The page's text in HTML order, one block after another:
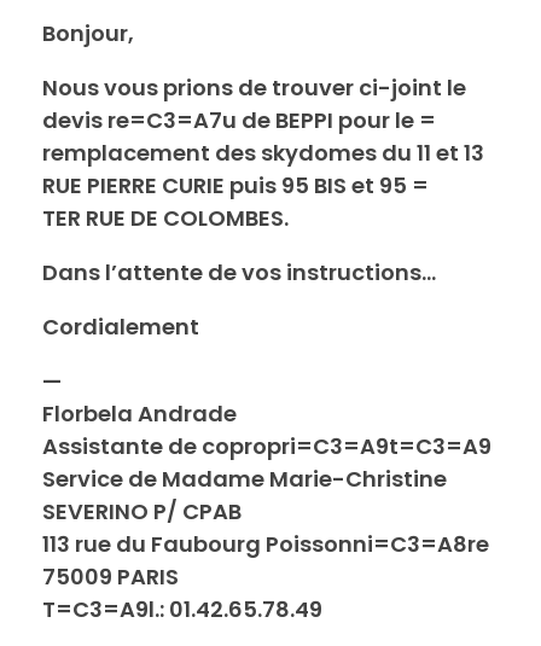
Bonjour,
Nous vous prions de trouver ci-joint le
devis re=C3=A7u de BEPPI pour le =
remplacement des skydomes du 11 et 13
RUE PIERRE CURIE puis 95 BIS et 95 =
TER RUE DE COLOMBES.
Dans l’attente de vos instructions…
Cordialement
—
Florbela Andrade
Assistante de copropri=C3=A9t=C3=A9
Service de Madame Marie-Christine
SEVERINO P/ CPAB
113 rue du Faubourg Poissonni=C3=A8re
75009 PARIS
T=C3=A9l.: 01.42.65.78.49